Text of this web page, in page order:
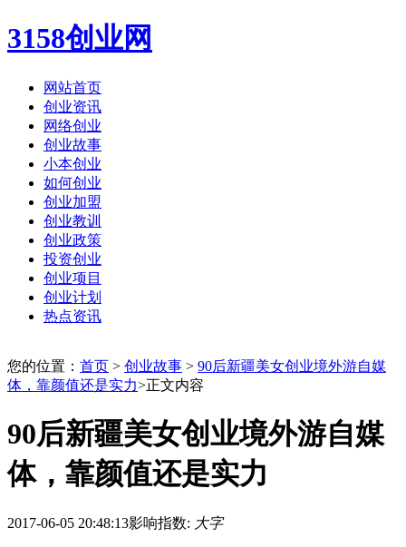
3158创业网
网站首页
创业资讯
网络创业
创业故事
小本创业
如何创业
创业加盟
创业教训
创业政策
投资创业
创业项目
创业计划
热点资讯
您的位置： 首页 > 创业故事 > 90后新疆美女创业境外游自媒
体，靠颜值还是实力>正文内容
90后新疆美女创业境外游自媒
体，靠颜值还是实力
2017-06-05 20:48:13影响指数: 大字